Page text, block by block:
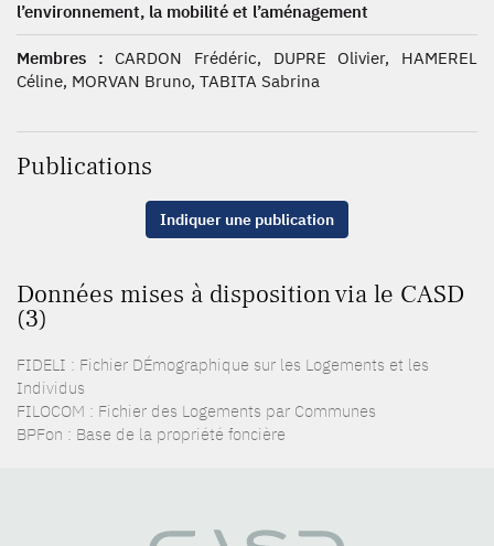
l’environnement, la mobilité et l’aménagement
Membres : CARDON Frédéric, DUPRE Olivier, HAMEREL
Céline, MORVAN Bruno, TABITA Sabrina
Publications
Indiquer une publication
Données mises à disposition via le CASD
(3)
FIDELI : Fichier DÉmographique sur les Logements et les
Individus
FILOCOM : Fichier des Logements par Communes
BPFon : Base de la propriété foncière